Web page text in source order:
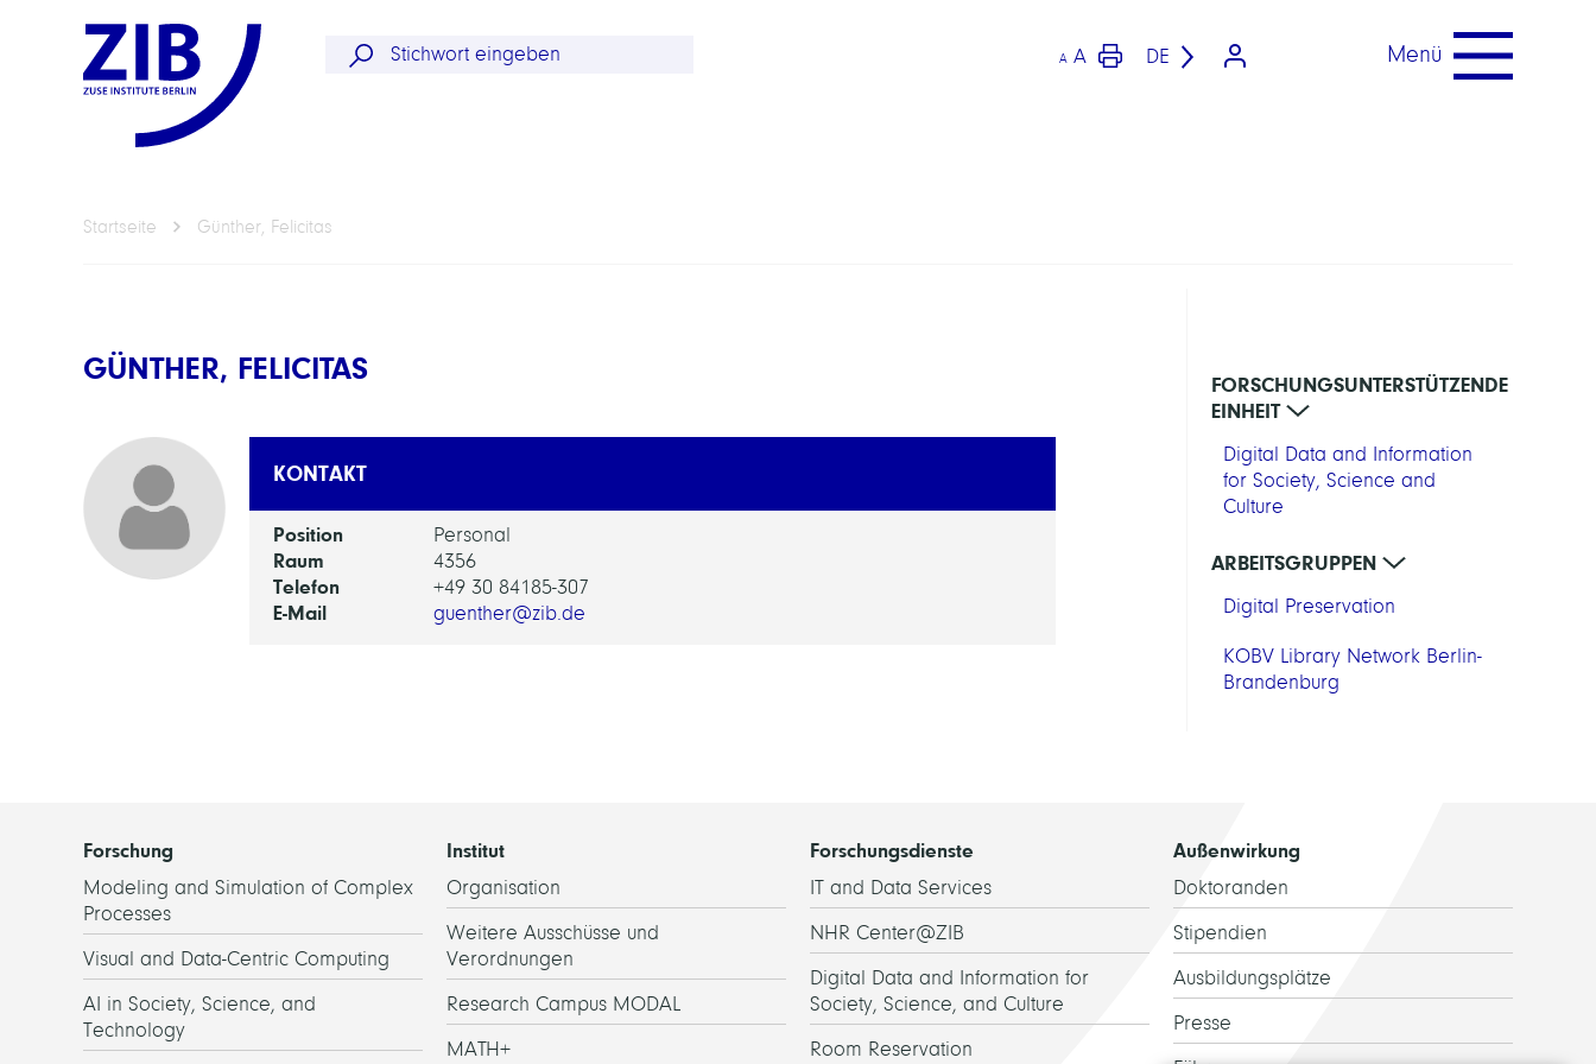
A A DE Menü
Startseite Günther, Felicitas
GÜNTHER, FELICITAS
KONTAKT
Position Personal
Raum 4356
Telefon +49 30 84185-307
E-Mail guenther@zib.de
FORSCHUNGSUNTERSTÜTZENDE
EINHEIT
Digital Data and Information
for Society, Science and
Culture
ARBEITSGRUPPEN
Digital Preservation
KOBV Library Network Berlin-
Brandenburg
Forschung
Modeling and Simulation of Complex
Processes
Visual and Data-Centric Computing
AI in Society, Science, and
Technology
Institut
Organisation
Weitere Ausschüsse und
Verordnungen
Research Campus MODAL
MATH+
Forschungsdienste
IT and Data Services
NHR Center@ZIB
Digital Data and Information for
Society, Science, and Culture
Room Reservation
Außenwirkung
Doktoranden
Stipendien
Ausbildungsplätze
Presse